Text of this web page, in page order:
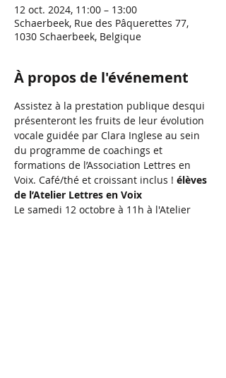
12 oct. 2024, 11:00 – 13:00
Schaerbeek, Rue des Pâquerettes 77,
1030 Schaerbeek, Belgique
À propos de l'événement
Assistez à la prestation publique desqui
présenteront les fruits de leur évolution
vocale guidée par Clara Inglese au sein
du programme de coachings et
formations de l’Association Lettres en
Voix. Café/thé et croissant inclus ! élèves
de l’Atelier Lettres en Voix
Le samedi 12 octobre à 11h à l'Atelier